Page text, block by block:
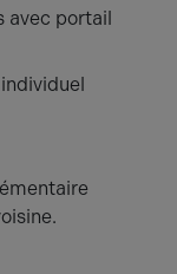
avec portail